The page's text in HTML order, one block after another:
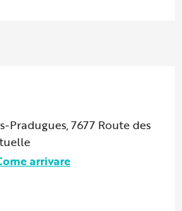
Pradugues, 7677 Route des
arrivare